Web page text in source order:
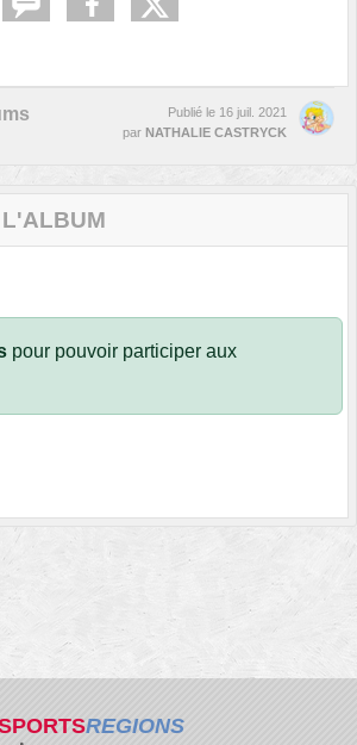
Publié le 16 juil. 2021
par NATHALIE CASTRYCK
L'ALBUM
pour pouvoir participer aux
REGIONS